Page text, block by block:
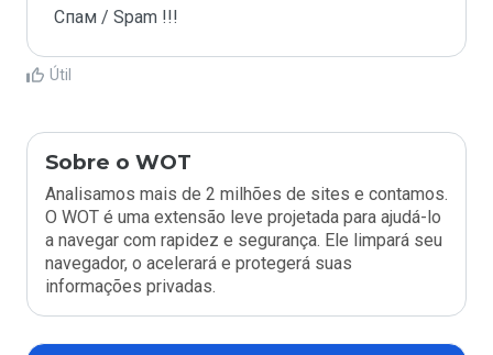
Спам / Spam !!!
Útil
Sobre o WOT
Analisamos mais de 2 milhões de sites e contamos.
O WOT é uma extensão leve projetada para ajudá-lo
a navegar com rapidez e segurança. Ele limpará seu
navegador, o acelerará e protegerá suas
informações privadas.